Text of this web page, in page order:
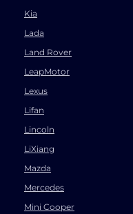
Kia
Lada
Land Rover
LeapMotor
Lexus
Lifan
Lincoln
LiXiang
Mazda
Mercedes
Mini Cooper